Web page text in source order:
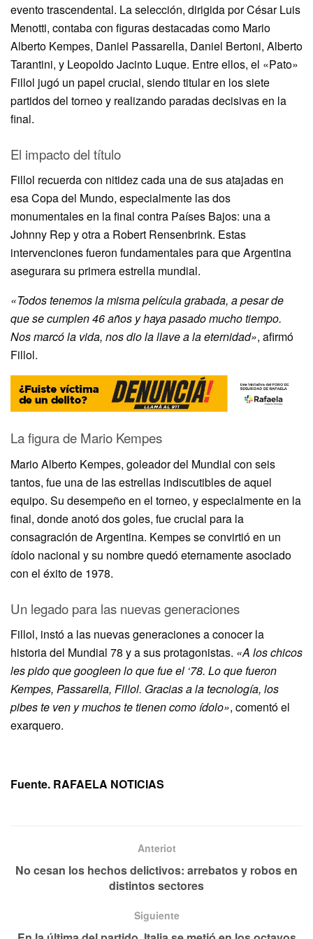
evento trascendental. La selección, dirigida por César Luis
Menotti, contaba con figuras destacadas como Mario
Alberto Kempes, Daniel Passarella, Daniel Bertoni, Alberto
Tarantini, y Leopoldo Jacinto Luque. Entre ellos, el «Pato»
Fillol jugó un papel crucial, siendo titular en los siete
partidos del torneo y realizando paradas decisivas en la
final.
El impacto del título
Fillol recuerda con nitidez cada una de sus atajadas en
esa Copa del Mundo, especialmente las dos
monumentales en la final contra Países Bajos: una a
Johnny Rep y otra a Robert Rensenbrink. Estas
intervenciones fueron fundamentales para que Argentina
asegurara su primera estrella mundial.
«Todos tenemos la misma película grabada, a pesar de
que se cumplen 46 años y haya pasado mucho tiempo.
Nos marcó la vida, nos dio la llave a la eternidad», afirmó
Fillol.
La figura de Mario Kempes
Mario Alberto Kempes, goleador del Mundial con seis
tantos, fue una de las estrellas indiscutibles de aquel
equipo. Su desempeño en el torneo, y especialmente en la
final, donde anotó dos goles, fue crucial para la
consagración de Argentina. Kempes se convirtió en un
ídolo nacional y su nombre quedó eternamente asociado
con el éxito de 1978.
Un legado para las nuevas generaciones
Fillol, instó a las nuevas generaciones a conocer la
historia del Mundial 78 y a sus protagonistas. «A los chicos
les pido que googleen lo que fue el ‘78. Lo que fueron
Kempes, Passarella, Fillol. Gracias a la tecnología, los
pibes te ven y muchos te tienen como ídolo», comentó el
exarquero.
Fuente. RAFAELA NOTICIAS
Anteriot
No cesan los hechos delictivos: arrebatos y robos en
distintos sectores
Siguiente